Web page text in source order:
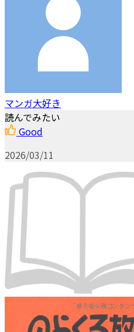
マンガ大好き
読んでみたい
Good
2026/03/11